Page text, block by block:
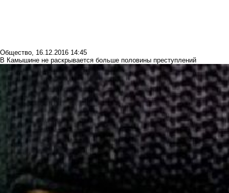
Общество, 16.12.2016 14:45
В Камышине не раскрывается больше половины преступлений